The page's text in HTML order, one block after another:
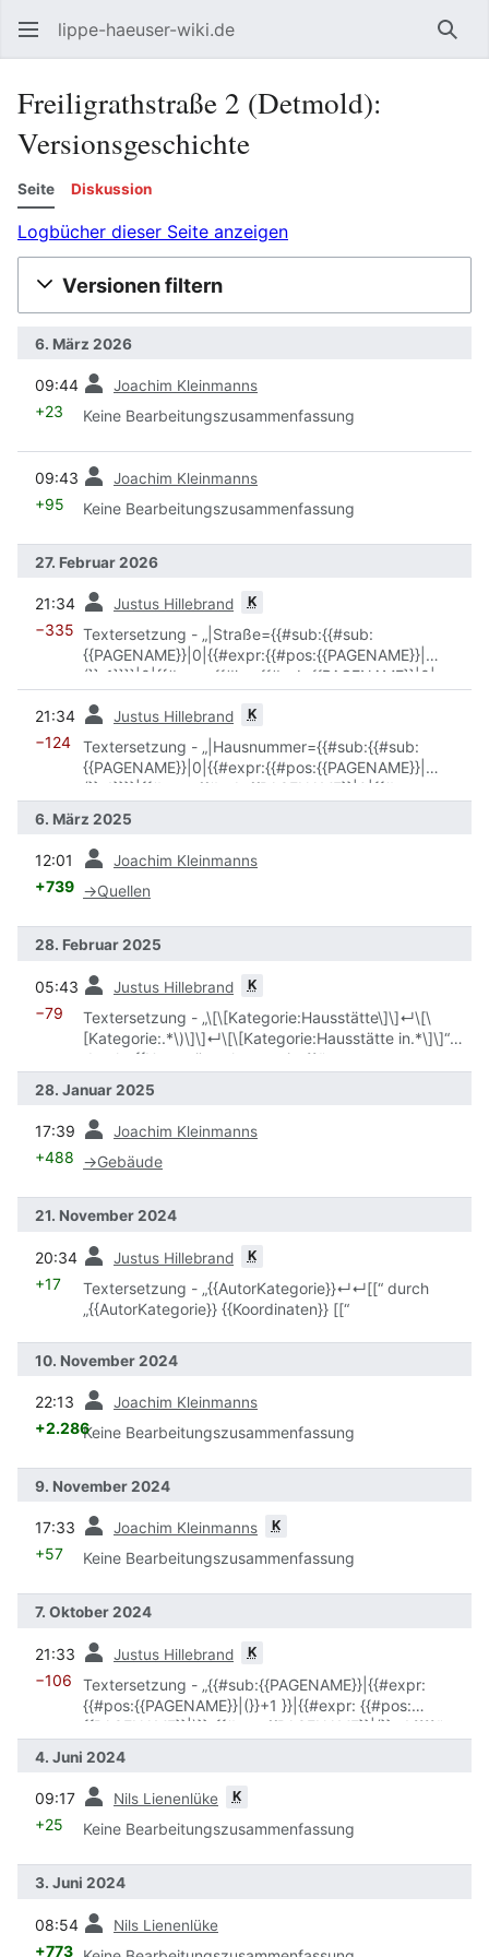
lippe-haeuser-wiki.de
Freiligrathstraße 2 (Detmold):
Versionsgeschichte
Seite Diskussion
Logbücher dieser Seite anzeigen
Versionen filtern
6. März 2026
09:44 Joachim Kleinmanns
+23 Keine Bearbeitungszusammenfassung
09:43 Joachim Kleinmanns
+95 Keine Bearbeitungszusammenfassung
27. Februar 2026
21:34 Justus Hillebrand K
−335 Textersetzung - „|Straße={{#sub:{{#sub:
{{PAGENAME}}|0|{{#expr:{{#pos:{{PAGENAME}}|
(}}-1}}}}|0|{{#expr:{{#len:{{#sub:{{PAGENAME}}|0|
{{#sub:{{PAGENAME}}|0|{{#expr:{{#pos:
{{PAGENAME}}|(}}-1}}}}|{{#rpos:{{#sub:
{{PAGENAME}}|0|{{#expr:{{#pos:{{PAGENAME}}|
(}}-1}}}}| }}|0}}}}}}}} {{#sub:{{PAGENAME}}| {{#pos:
{{PAGENAME}}|(}}|0}}“ durch „|Straße={{AutoStraße}}“
21:34 Justus Hillebrand K
−124
Textersetzung - „|Hausnummer={{#sub:{{#sub:
{{PAGENAME}}|0|{{#expr:{{#pos:{{PAGENAME}}|
(}}-1}}}}|{{#rpos:{{#sub:{{PAGENAME}}|0|{{#expr:
„|Hausnummer={{AutoHausnummer}}“
6. März 2025
12:01 Joachim Kleinmanns
+739 →Quellen
28. Februar 2025
05:43 Justus Hillebrand K
−79
Textersetzung - „\[\[Kategorie:Hausstätte\]\]↵\[\
[Kategorie:.*\)\]\]↵\[\[Kategorie:Hausstätte in.*\]\]“
durch „{{Hausstättenkategorien}}“
28. Januar 2025
17:39 Joachim Kleinmanns
+488 →Gebäude
21. November 2024
20:34 Justus Hillebrand K
+17
Textersetzung - „{{AutorKategorie}}↵↵[[“ durch
„{{AutorKategorie}} {{Koordinaten}} [[“
10. November 2024
22:13 Joachim Kleinmanns
+2.286Keine Bearbeitungszusammenfassung
9. November 2024
17:33 Joachim Kleinmanns K
+57 Keine Bearbeitungszusammenfassung
7. Oktober 2024
21:33 Justus Hillebrand K
−106
Textersetzung - „{{#sub:{{PAGENAME}}|{{#expr:
{{#pos:{{PAGENAME}}|(}}+1 }}|{{#expr: {{#pos:
{{PAGENAME}}|)}}-{{#pos:{{PAGENAME}}|(}} -1 }}}}“
4. Juni 2024
09:17 Nils Lienenlüke K
+25 Keine Bearbeitungszusammenfassung
3. Juni 2024
08:54 Nils Lienenlüke
+773